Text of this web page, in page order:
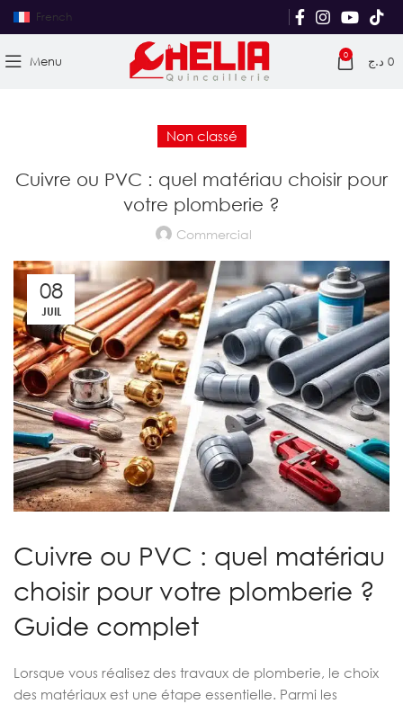
French
Menu 0 0 د.ج
Non classé
Cuivre ou PVC : quel matériau choisir pour
votre plomberie ?
Commercial
08
JUIL
Cuivre ou PVC : quel matériau
choisir pour votre plomberie ?
Guide complet
Lorsque vous réalisez des travaux de plomberie, le choix
des matériaux est une étape essentielle. Parmi les